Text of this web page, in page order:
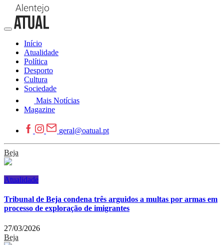
Início
Atualidade
Política
Desporto
Cultura
Sociedade
Mais Notícias
Magazine
geral@oatual.pt
Beja
Atualidade
Tribunal de Beja condena três arguidos a multas por armas em
processo de exploração de imigrantes
27/03/2026
Beja